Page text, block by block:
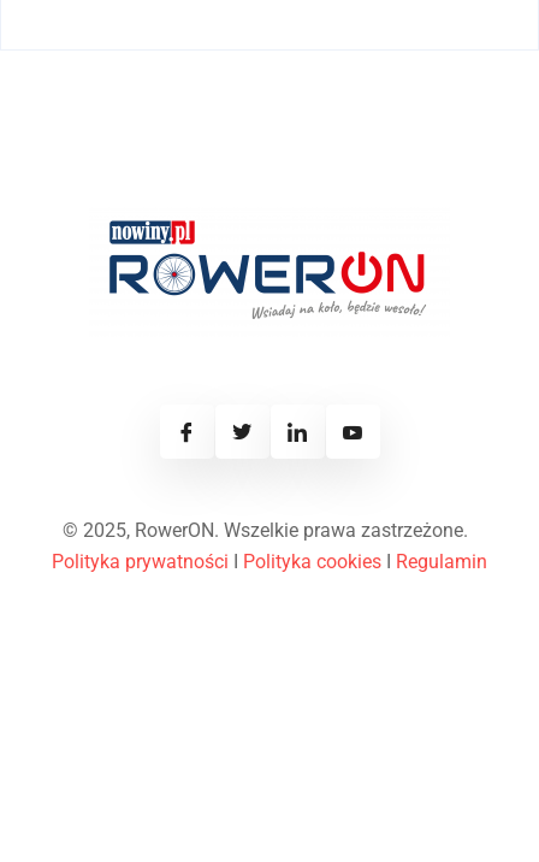
© 2025, RowerON. Wszelkie prawa zastrzeżone.
Polityka prywatności
Polityka cookies Regulamin